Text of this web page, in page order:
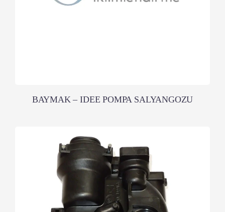
BAYMAK – IDEE POMPA SALYANGOZU